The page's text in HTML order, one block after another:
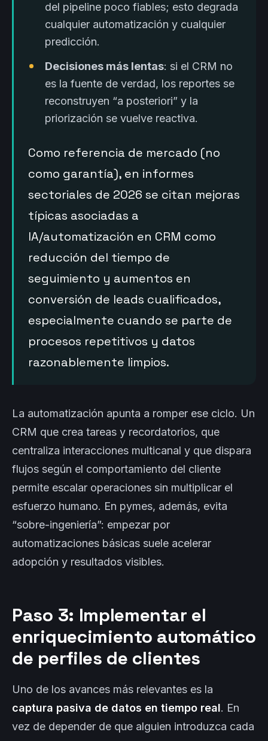
del pipeline poco fiables; esto degrada
cualquier automatización y cualquier
predicción.
Decisiones más lentas: si el CRM no
es la fuente de verdad, los reportes se
reconstruyen “a posteriori” y la
priorización se vuelve reactiva.
Como referencia de mercado (no
como garantía), en informes
sectoriales de 2026 se citan mejoras
típicas asociadas a
IA/automatización en CRM como
reducción del tiempo de
seguimiento y aumentos en
conversión de leads cualificados,
especialmente cuando se parte de
procesos repetitivos y datos
razonablemente limpios.
La automatización apunta a romper ese ciclo. Un
CRM que crea tareas y recordatorios, que
centraliza interacciones multicanal y que dispara
flujos según el comportamiento del cliente
permite escalar operaciones sin multiplicar el
esfuerzo humano. En pymes, además, evita
“sobre-ingeniería”: empezar por
automatizaciones básicas suele acelerar
adopción y resultados visibles.
Paso 3: Implementar el
enriquecimiento automático
de perfiles de clientes
Uno de los avances más relevantes es la
captura pasiva de datos en tiempo real. En
vez de depender de que alguien introduzca cada